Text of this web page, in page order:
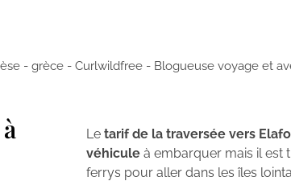
Le tarif de la traversée vers
véhicule à embarquer mais il est
ferrys pour aller dans les îles